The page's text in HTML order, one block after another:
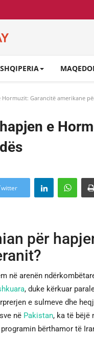
SHQIPERIA
Garancitë amerikane
e
për
në arenën
, duke kërkuar
e sulmeve dhe
në Pakistan, ka të bëjë
bërthamor të